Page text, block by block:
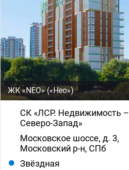
ЖК «NEO» («Нео»)
СК «ЛСР. Недвижимость –
Северо-Запад»
Московское шоссе, д. 3,
Московский р-н, СПб
Звёздная